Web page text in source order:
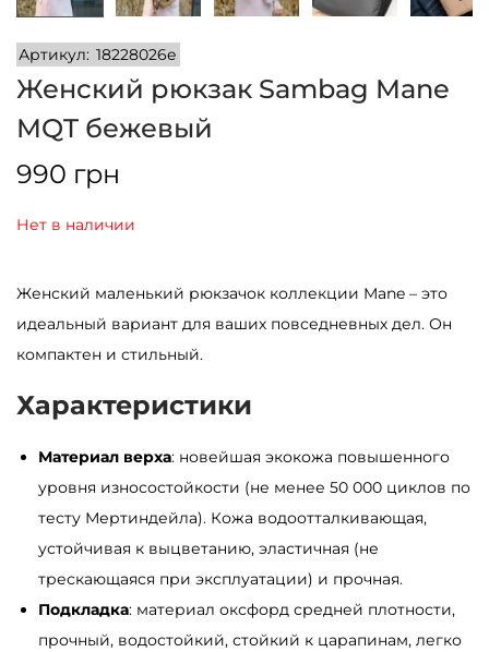
Артикул: 18228026e
Женский рюкзак Sambag Mane
MQT бежевый
990 грн
Нет в наличии
Женский маленький рюкзачок коллекции Mane – это
идеальный вариант для ваших повседневных дел. Он
компактен и стильный.
Характеристики
Материал верха: новейшая экокожа повышенного
уровня износостойкости (не менее 50 000 циклов по
тесту Мертиндейла). Кожа водоотталкивающая,
устойчивая к выцветанию, эластичная (не
трескающаяся при эксплуатации) и прочная.
Подкладка: материал оксфорд средней плотности,
прочный, водостойкий, стойкий к царапинам, легко